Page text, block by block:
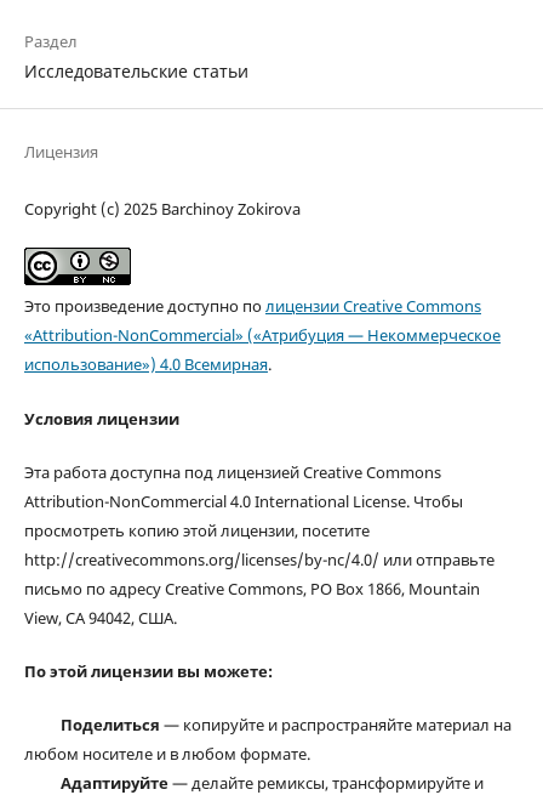
Раздел
Исследовательские статьи
Лицензия
Copyright (c) 2025 Barchinoy Zokirova
Это произведение доступно полицензии Creative Commons
«Attribution-NonCommercial» («Атрибуция — Некоммерческое
использование») 4.0 Всемирная.
Условия лицензии
Эта работа доступна под лицензией Creative Commons
Attribution-NonCommercial 4.0 International License. Чтобы
просмотреть копию этой лицензии, посетите
http://creativecommons.org/licenses/by-nc/4.0/ или отправьте
письмо по адресу Creative Commons, PO Box 1866, Mountain
View, CA 94042, США.
По этой лицензии вы можете:
Поделиться — копируйте и распространяйте материал на
любом носителе и в любом формате.
Адаптируйте— делайте ремиксы, трансформируйте и